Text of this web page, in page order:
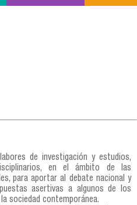
de investigación y estudios,
en el ámbito de las
para aportar al debate nacional y
asertivas a algunos de los
sociedad contemporánea.